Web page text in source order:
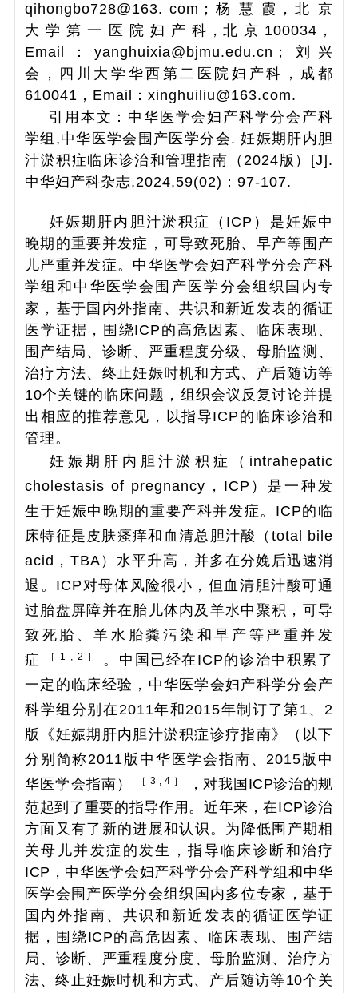
qihongbo728@163. com；杨 慧 霞，北 京
大 学 第 一 医 院 妇 产 科，北 京 100034，
Email：yanghuixia@bjmu.edu.cn；刘兴
会，四川大学华西第二医院妇产科，成都
610041，Email：xinghuiliu@163.com.
引用本文：中华医学会妇产科学分会产科
学组,中华医学会围产医学分会. 妊娠期肝内胆
汁淤积症临床诊治和管理指南（2024版）[J].
中华妇产科杂志,2024,59(02)：97-107.
妊娠期肝内胆汁淤积症（ICP）是妊娠中
晚期的重要并发症，可导致死胎、早产等围产
儿严重并发症。中华医学会妇产科学分会产科
学组和中华医学会围产医学分会组织国内专
家，基于国内外指南、共识和新近发表的循证
医学证据，围绕ICP的高危因素、临床表现、
围产结局、诊断、严重程度分级、母胎监测、
治疗方法、终止妊娠时机和方式、产后随访等
10个关键的临床问题，组织会议反复讨论并提
出相应的推荐意见，以指导ICP的临床诊治和
管理。
妊娠期肝内胆汁淤积症（intrahepatic
cholestasis of pregnancy，ICP）是一种发
生于妊娠中晚期的重要产科并发症。ICP的临
床特征是皮肤瘙痒和血清总胆汁酸（total bile
acid，TBA）水平升高，并多在分娩后迅速消
退。ICP对母体风险很小，但血清胆汁酸可通
过胎盘屏障并在胎儿体内及羊水中聚积，可导
致死胎、羊水胎粪污染和早产等严重并发
症
［ 1 , 2 ］
。中国已经在ICP的诊治中积累了
一定的临床经验，中华医学会妇产科学分会产
科学组分别在2011年和2015年制订了第1、2
版《妊娠期肝内胆汁淤积症诊疗指南》（以下
分别简称2011版中华医学会指南、2015版中
华医学会指南）
［ 3 , 4 ］
，对我国ICP诊治的规
范起到了重要的指导作用。近年来，在ICP诊治
方面又有了新的进展和认识。为降低围产期相
关母儿并发症的发生，指导临床诊断和治疗
ICP，中华医学会妇产科学分会产科学组和中华
医学会围产医学分会组织国内多位专家，基于
国内外指南、共识和新近发表的循证医学证
据，围绕ICP的高危因素、临床表现、围产结
局、诊断、严重程度分度、母胎监测、治疗方
法、终止妊娠时机和方式、产后随访等10个关